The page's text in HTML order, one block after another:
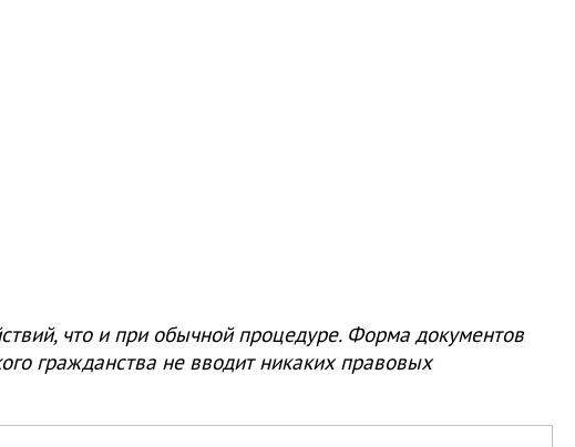
что и при обычной процедуре. Форма документов
гражданства не вводит никаких правовых